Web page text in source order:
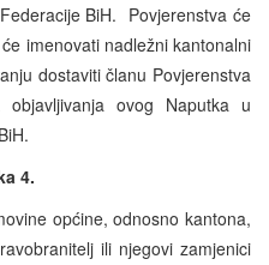
BiH. Povjerenstva će
imenovati nadležni kantonalni
dostaviti članu Povjerenstva
ovog Naputka u
4.
općine, odnosno kantona,
ili njegovi zamjenici